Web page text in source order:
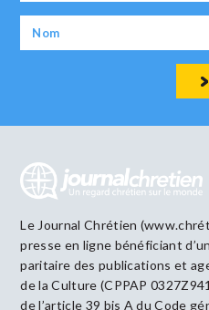
Le Journal Chrétien
presse en ligne bénéficiant
paritaire des publications et
de la Culture (CPPAP
de l’article 39 bis A du Code